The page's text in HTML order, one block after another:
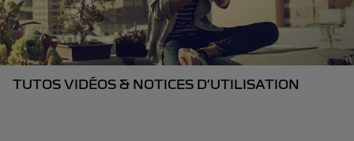
TUTOS VIDÉOS & NOTICES D’UTILISATION